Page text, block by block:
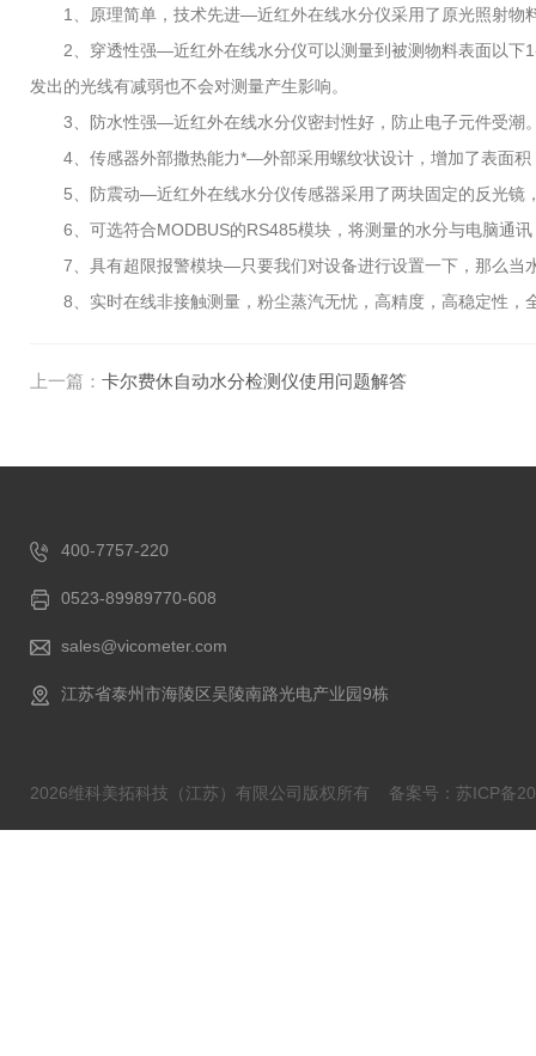
1、原理简单，技术先进—近红外在线水分仪采用了原光照射物
2、穿透性强—近红外在线水分仪可以测量到被测物料表面以下1-
发出的光线有减弱也不会对测量产生影响。
3、防水性强—近红外在线水分仪密封性好，防止电子元件受潮
4、传感器外部撒热能力*—外部采用螺纹状设计，增加了表面积
5、防震动—近红外在线水分仪传感器采用了两块固定的反光镜
6、可选符合MODBUS的RS485模块，将测量的水分与电脑通讯
7、具有超限报警模块—只要我们对设备进行设置一下，那么当
8、实时在线非接触测量，粉尘蒸汽无忧，高精度，高稳定性，
上一篇： 卡尔费休自动水分检测仪使用问题解答
400-7757-220
0523-89989770-608
sales@vicometer.com
江苏省泰州市海陵区吴陵南路光电产业园9栋
2026维科美拓科技（江苏）有限公司版权所有 备案号：苏ICP备